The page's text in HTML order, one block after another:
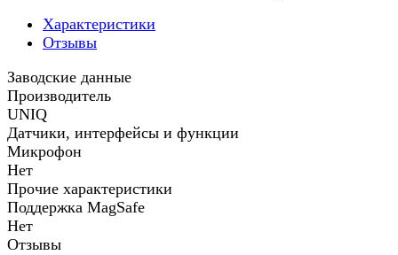
Характеристики
Отзывы
Заводские данные
Производитель
UNIQ
Датчики, интерфейсы и функции
Микрофон
Нет
Прочие характеристики
Поддержка MagSafe
Нет
Отзывы